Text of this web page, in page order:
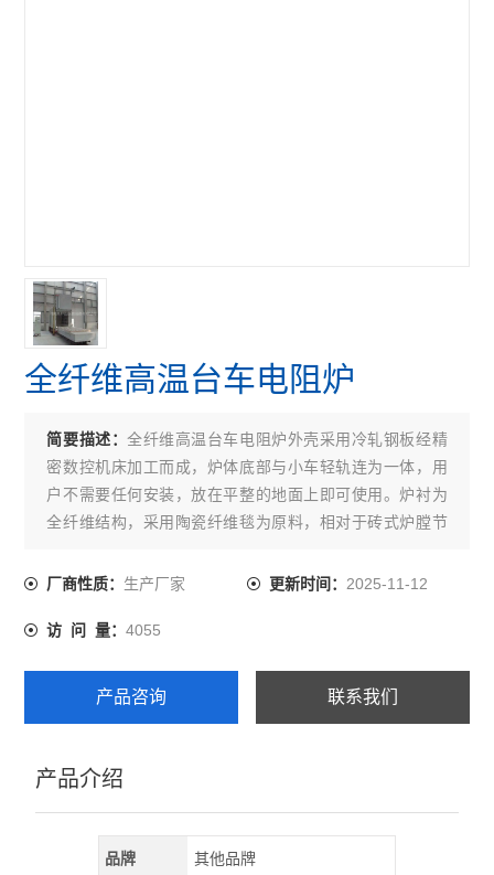
全纤维高温台车电阻炉
简要描述：全纤维高温台车电阻炉外壳采用冷轧钢板经精
密数控机床加工而成，炉体底部与小车轻轨连为一体，用
户不需要任何安装，放在平整的地面上即可使用。炉衬为
全纤维结构，采用陶瓷纤维毯为原料，相对于砖式炉膛节
用。作方便，可编程，PID自整定、自动升温、自动保温、
厂商性质： 生产厂家 更新时间： 2025-11-12
访 问 量：4055
产品咨询 联系我们
产品介绍
品牌 其他品牌